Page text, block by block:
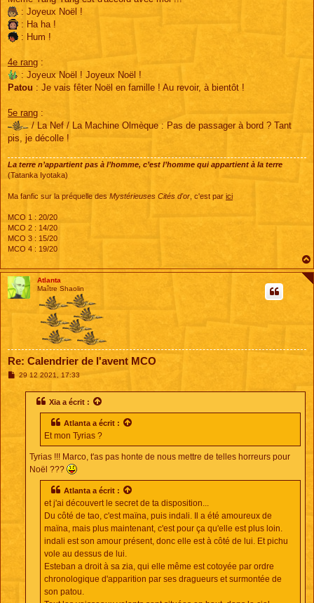
: Joyeux Noël !
: Ha ha !
: Hum !
4e rang :
: Joyeux Noël ! Joyeux Noël !
Patou : Je vais fêter Noël en famille ! Au revoir, à bientôt !
5e rang :
/ La Nef / La Machine Olmèque : Pas de passager à bord ? Tant
pis, je décolle !
La terre n’appartient pas à l’homme, c’est l’homme qui appartient à la terre
(Tatanka Iyotaka)
Ma fanfic sur la préquelle des Mystérieuses Cités d'or , c'est par ici
MCO 1 : 20/20
MCO 2 : 14/20
MCO 3 : 15/20
MCO 4 : 19/20
Atlanta
Maître Shaolin
Re: Calendrier de l'avent MCO
M29 12 2021, 17:33
Xia a écrit :
Atlanta a écrit :
Et mon Tyrias ?
Tyrias !!! Marco, t'as pas honte de nous mettre de telles horreurs pour
Noël ???
Atlanta a écrit :
et j'ai découvert le secret de ta disposition...
Du côté de tao, c'est maïna, puis indali. Il a été amoureux de
maïna, mais plus maintenant, c'est pour ça qu'elle est plus loin.
indali est son amour présent, donc elle est à côté de lui. Et pichu
vole au dessus de lui.
Esteban a droit à sa zia, qui elle même est cotoyée par ordre
chronologique d'apparition par ses dragueurs et surmontée de
son patou.